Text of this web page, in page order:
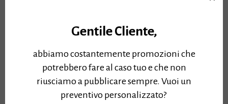
ROLL-UP 85×200
ROLL-UP 85×200
Gentile Cliente,
abbiamo costantemente promozioni che
potrebbero fare al caso tuo e che non
riusciamo a pubblicare sempre. Vuoi un
preventivo personalizzato?